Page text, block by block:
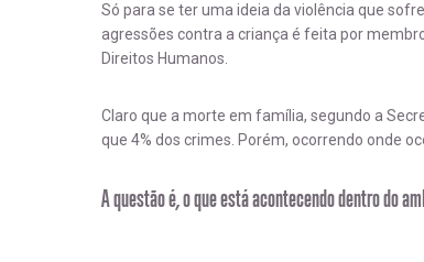
Só para se ter uma ideia da violência que
agressões contra a criança é feita por
Direitos Humanos.
Claro que a morte em família, segundo a
que 4% dos crimes. Porém, ocorrendo onde
A questão é, o que está acontecendo dentro do